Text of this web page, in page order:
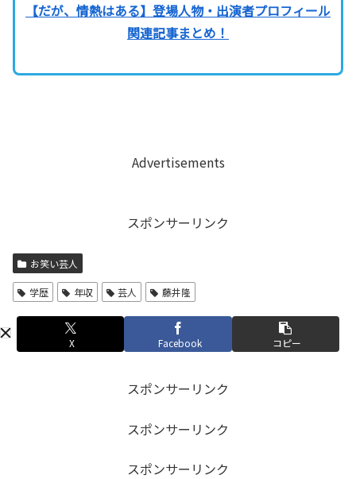
【だが、情熱はある】登場人物・出演者プロフィール
関連記事まとめ！
Advertisements
スポンサーリンク
お笑い芸人
学歴 年収 芸人 藤井隆
X Facebook コピー
スポンサーリンク
スポンサーリンク
スポンサーリンク